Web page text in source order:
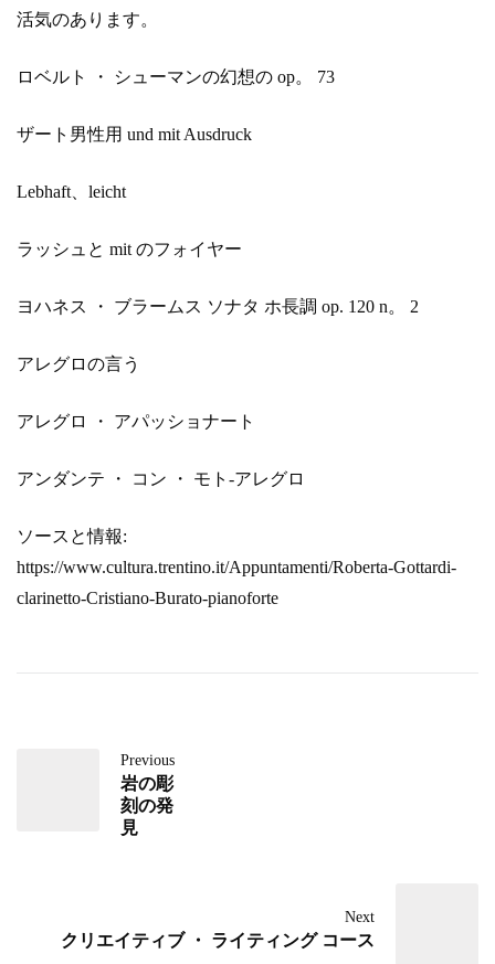
活気のあります。
ロベルト ・ シューマンの幻想の op。 73
ザート男性用 und mit Ausdruck
Lebhaft、leicht
ラッシュと mit のフォイヤー
ヨハネス ・ ブラームス ソナタ ホ長調 op. 120 n。 2
アレグロの言う
アレグロ ・ アパッショナート
アンダンテ ・ コン ・ モト-アレグロ
ソースと情報:
https://www.cultura.trentino.it/Appuntamenti/Roberta-Gottardi-
clarinetto-Cristiano-Burato-pianoforte
Previous
岩の彫
刻の発
見
Next
クリエイティブ ・ ライティング コース